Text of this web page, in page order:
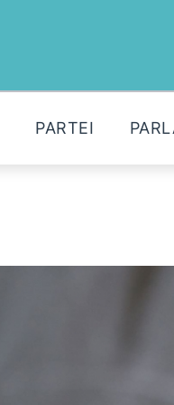
PARTEI